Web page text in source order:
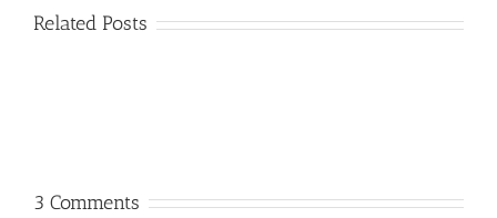
Related Posts
3 Comments